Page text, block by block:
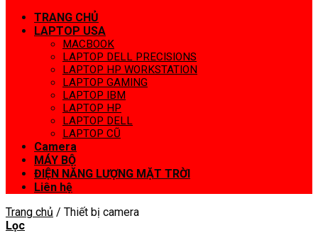
TRANG CHỦ
LAPTOP USA
MACBOOK
LAPTOP DELL PRECISIONS
LAPTOP HP WORKSTATION
LAPTOP GAMING
LAPTOP IBM
LAPTOP HP
LAPTOP DELL
LAPTOP CŨ
Camera
MÁY BỘ
ĐIỆN NĂNG LƯỢNG MẶT TRỜI
Liên hệ
Trang chủ / Thiết bị camera
Lọc